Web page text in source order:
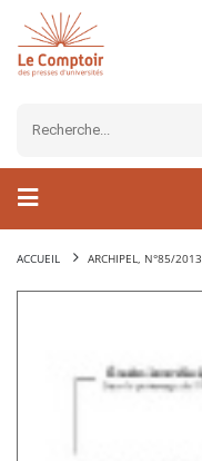
ACCUEIL ARCHIPEL, N°85/2013